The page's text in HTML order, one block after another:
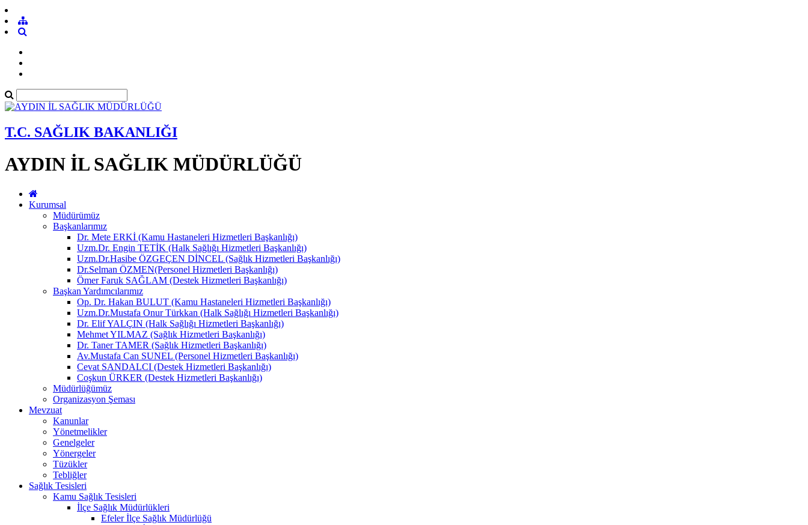
T.C. SAĞLIK BAKANLIĞI
AYDIN İL SAĞLIK MÜDÜRLÜĞÜ
Kurumsal
Müdürümüz
Başkanlarımız
Dr. Mete ERKİ (Kamu Hastaneleri Hizmetleri Başkanlığı)
Uzm.Dr. Engin TETİK (Halk Sağlığı Hizmetleri Başkanlığı)
Uzm.Dr.Hasibe ÖZGEÇEN DİNCEL (Sağlık Hizmetleri Başkanlığı)
Dr.Selman ÖZMEN(Personel Hizmetleri Başkanlığı)
Ömer Faruk SAĞLAM (Destek Hizmetleri Başkanlığı)
Başkan Yardımcılarımız
Op. Dr. Hakan BULUT (Kamu Hastaneleri Hizmetleri Başkanlığı)
Uzm.Dr.Mustafa Onur Türkkan (Halk Sağlığı Hizmetleri Başkanlığı)
Dr. Elif YALÇIN (Halk Sağlığı Hizmetleri Başkanlığı)
Mehmet YILMAZ (Sağlık Hizmetleri Başkanlığı)
Dr. Taner TAMER (Sağlık Hizmetleri Başkanlığı)
Av.Mustafa Can SUNEL (Personel Hizmetleri Başkanlığı)
Cevat SANDALCI (Destek Hizmetleri Başkanlığı)
Coşkun ÜRKER (Destek Hizmetleri Başkanlığı)
Müdürlüğümüz
Organizasyon Şeması
Mevzuat
Kanunlar
Yönetmelikler
Genelgeler
Yönergeler
Tüzükler
Tebliğler
Sağlık Tesisleri
Kamu Sağlık Tesisleri
İlçe Sağlık Müdürlükleri
Efeler İlçe Sağlık Müdürlüğü